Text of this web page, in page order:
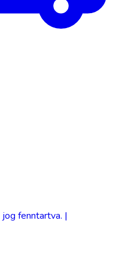
fenntartva. |